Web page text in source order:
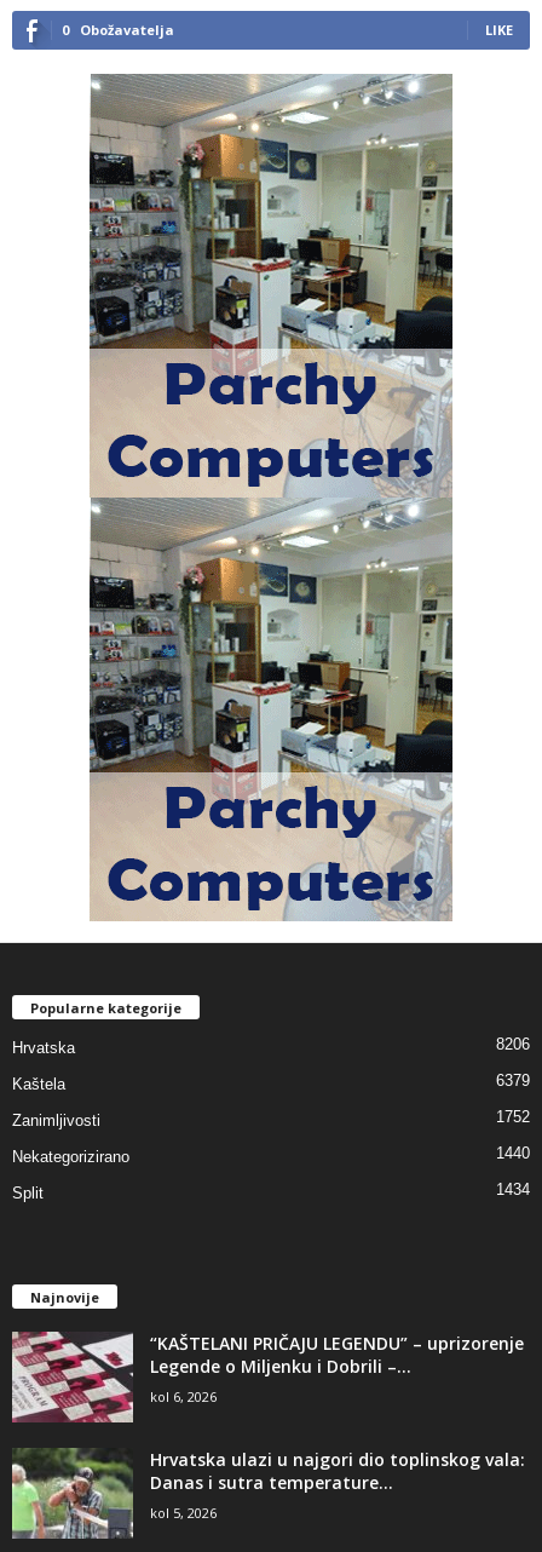
0 Obožavatelja LIKE
Popularne kategorije
Hrvatska 8206
Kaštela 6379
Zanimljivosti 1752
Nekategorizirano 1440
Split 1434
Najnovije
“KAŠTELANI PRIČAJU LEGENDU” – uprizorenje
Legende o Miljenku i Dobrili –...
kol 6, 2026
Hrvatska ulazi u najgori dio toplinskog vala:
Danas i sutra temperature...
kol 5, 2026